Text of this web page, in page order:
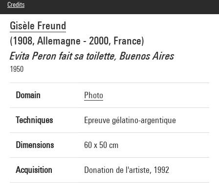
Gisèle Freund
(1908, Allemagne - 2000, France)
Evita Peron fait sa toilette, Buenos Aires
1950
Domain Photo
Techniques Epreuve gélatino-argentique
Dimensions 60 x 50 cm
Acquisition Donation de l'artiste, 1992
Credits
© Estate Gisèle Freund/IMEC Images
Photo credits : Centre Pompidou, MNAM-CCI/Guy Carrard/Dist. GrandPalaisRmn
Image reference : 4N53865
Image presentation :GrandPalaisRmnPhoto